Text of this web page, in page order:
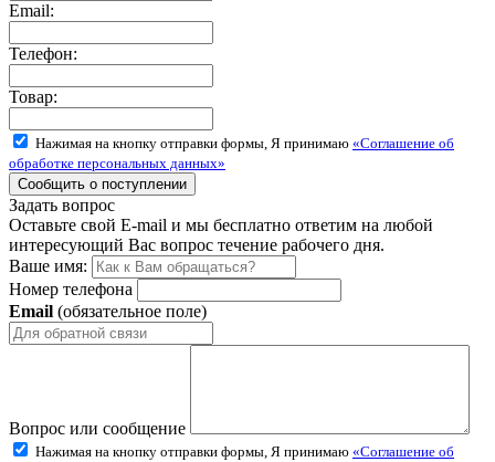
Email:
Телефон:
Товар:
Нажимая на кнопку отправки формы, Я принимаю «Соглашение об
обработке персональных данных»
Задать вопрос
Оставьте свой E-mail и мы бесплатно ответим на любой
интересующий Вас вопрос течение рабочего дня.
Ваше имя:
Номер телефона
Email (обязательное поле)
Вопрос или сообщение
Нажимая на кнопку отправки формы, Я принимаю «Соглашение об